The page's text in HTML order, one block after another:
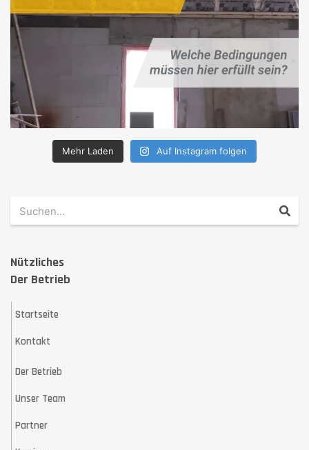
Mehr Laden Auf Instagram folgen
Nützliches
Der Betrieb
Startseite
Kontakt
Der Betrieb
Unser Team
Partner